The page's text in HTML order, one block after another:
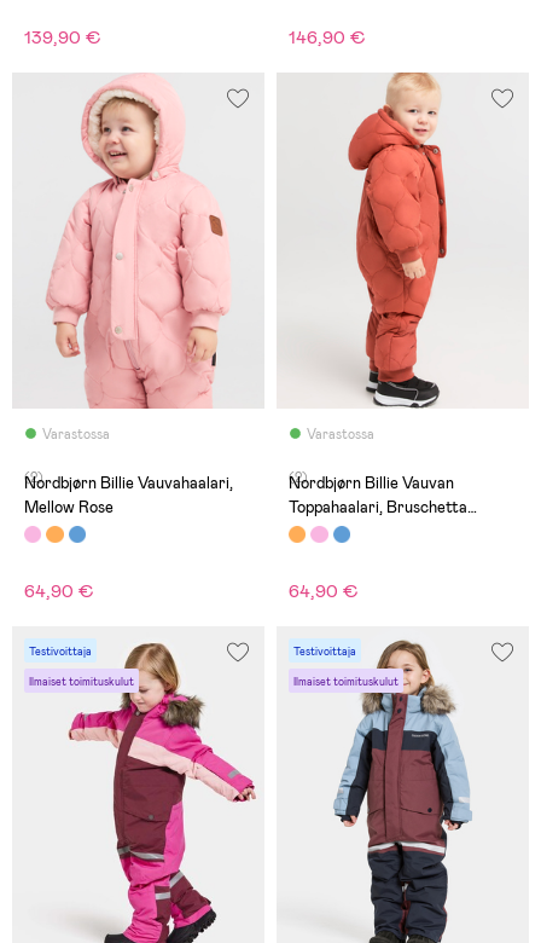
139,90 € 146,90 €
Varastossa
(2)
Nordbjørn Billie Vauvahaalari,
Mellow Rose
64,90 €
Varastossa
(2)
Nordbjørn Billie Vauvan
Toppahaalari, Bruschetta
Orange
64,90 €
Testivoittaja
Ilmaiset toimituskulut
Testivoittaja
Ilmaiset toimituskulut